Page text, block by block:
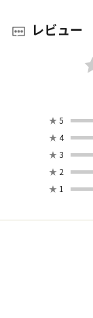
レビュー
★ 5
★ 4
★ 3
★ 2
★ 1